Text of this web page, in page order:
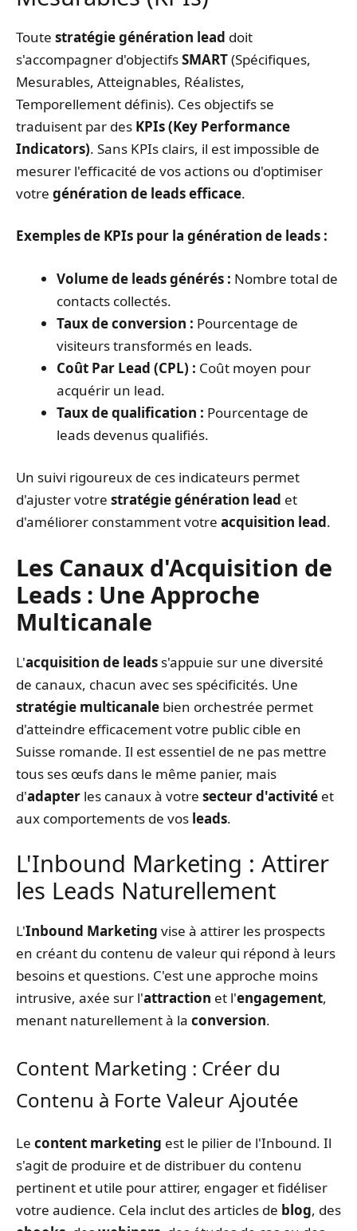
Toute stratégie génération lead doit
s'accompagner d'objectifsSMART(Spécifiques,
Mesurables, Atteignables, Réalistes,
Temporellement définis). Ces objectifs se
traduisent par des KPIs (Key Performance
Indicators). Sans KPIs clairs, il est impossible de
mesurer l'efficacité de vos actions ou d'optimiser
votre génération de leads efficace.
Exemples de KPIs pour la génération de leads :
Volume de leads générés : Nombre total de
contacts collectés.
Taux de conversion : Pourcentage de
visiteurs transformés en leads.
Coût Par Lead (CPL) : Coût moyen pour
acquérir un lead.
Taux de qualification : Pourcentage de
leads devenus qualifiés.
Un suivi rigoureux de ces indicateurs permet
d'ajuster votre stratégie génération lead et
d'améliorer constamment votre acquisition lead.
Les Canaux d'Acquisition de
Leads : Une Approche
Multicanale
L'acquisition de leads s'appuie sur une diversité
de canaux, chacun avec ses spécificités. Une
stratégie multicanale bien orchestrée permet
d'atteindre efficacement votre public cible en
Suisse romande. Il est essentiel de ne pas mettre
tous ses œufs dans le même panier, mais
d'adapter les canaux à votre secteur d'activité et
aux comportements de vos leads.
L'Inbound Marketing : Attirer
les Leads Naturellement
L'Inbound Marketing vise à attirer les prospects
en créant du contenu de valeur qui répond à leurs
besoins et questions. C'est une approche moins
intrusive, axée sur l'attraction et l'engagement,
menant naturellement à la conversion.
Content Marketing : Créer du
Contenu à Forte Valeur Ajoutée
Le content marketing est le pilier de l'Inbound. Il
s'agit de produire et de distribuer du contenu
pertinent et utile pour attirer, engager et fidéliser
votre audience. Cela inclut des articles de blog, des